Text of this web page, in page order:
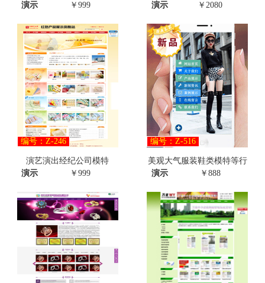
演示
￥999
演示
￥2080
编号：Z-246
演艺演出经纪公司模特
演示
￥999
编号：Z-516
美观大气服装鞋类模特等行
演示
￥888